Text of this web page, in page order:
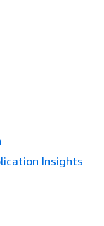
Insights